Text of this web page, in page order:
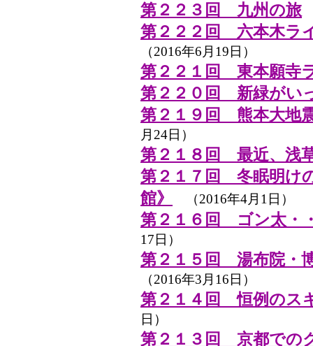
第２２３回 九州の旅
第２２２回 六本木
（2016年6月19日）
第２２１回 東本願寺
第２２０回 新緑がい
第２１９回 熊本大地
月24日）
第２１８回 最近、浅
第２１７回 冬眠明け
館》
（2016年4月1日）
第２１６回 ゴン太・
17日）
第２１５回 湯布院・
（2016年3月16日）
第２１４回 恒例のス
日）
第２１３回 京都での